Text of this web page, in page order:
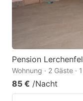
Pension
Wohnung · 2 Gäste ·
85 € /Nacht